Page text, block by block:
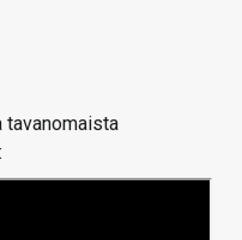
tavanomaista